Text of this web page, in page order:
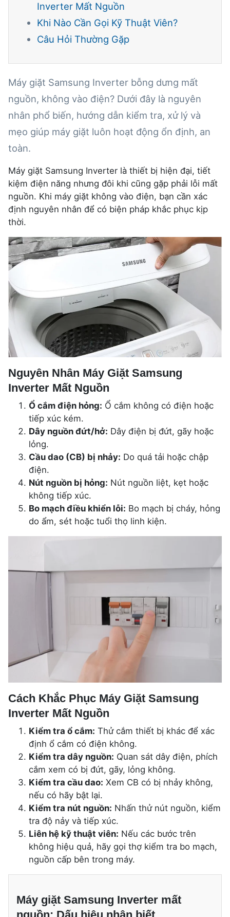
Inverter Mất Nguồn
Khi Nào Cần Gọi Kỹ Thuật Viên?
Câu Hỏi Thường Gặp
Máy giặt Samsung Inverter bỗng dưng mất
nguồn, không vào điện? Dưới đây là nguyên
nhân phổ biến, hướng dẫn kiểm tra, xử lý và
mẹo giúp máy giặt luôn hoạt động ổn định, an
toàn.
Máy giặt Samsung Inverter là thiết bị hiện đại, tiết
kiệm điện năng nhưng đôi khi cũng gặp phải lỗi mất
nguồn. Khi máy giặt không vào điện, bạn cần xác
định nguyên nhân để có biện pháp khắc phục kịp
thời.
Nguyên Nhân Máy Giặt Samsung
Inverter Mất Nguồn
Ổ cắm điện hỏng: Ổ cắm không có điện hoặc
tiếp xúc kém.
Dây nguồn đứt/hở: Dây điện bị đứt, gãy hoặc
lỏng.
Cầu dao (CB) bị nhảy: Do quá tải hoặc chập
điện.
Nút nguồn bị hỏng: Nút nguồn liệt, kẹt hoặc
không tiếp xúc.
Bo mạch điều khiển lỗi: Bo mạch bị cháy, hỏng
do ẩm, sét hoặc tuổi thọ linh kiện.
Cách Khắc Phục Máy Giặt Samsung
Inverter Mất Nguồn
Kiểm tra ổ cắm: Thử cắm thiết bị khác để xác
định ổ cắm có điện không.
Kiểm tra dây nguồn: Quan sát dây điện, phích
cắm xem có bị đứt, gãy, lỏng không.
Kiểm tra cầu dao: Xem CB có bị nhảy không,
nếu có hãy bật lại.
Kiểm tra nút nguồn: Nhấn thử nút nguồn, kiểm
tra độ nảy và tiếp xúc.
Liên hệ kỹ thuật viên: Nếu các bước trên
không hiệu quả, hãy gọi thợ kiểm tra bo mạch,
nguồn cấp bên trong máy.
Máy giặt Samsung Inverter mất